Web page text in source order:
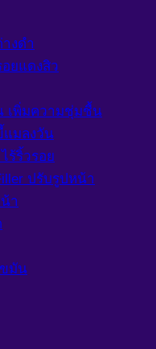
งดำ
ยแดงสิว
เพิ่มความชุ่มชื้น
แมลงวัน
ร้ริ้วรอย
ปรับรูปหน้า
า
มัน